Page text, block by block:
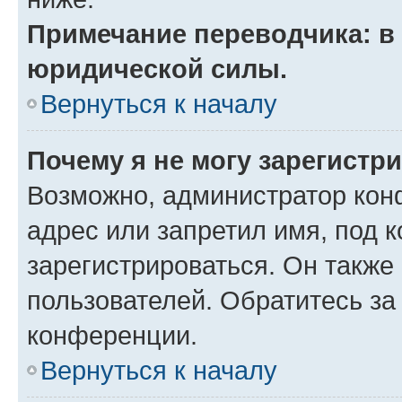
Примечание переводчика:
юридической силы.
Вернуться к началу
Почему я не могу
Возможно, администратор
адрес или запретил имя, под
зарегистрироваться. Он
пользователей. Обратитесь
конференции.
Вернуться к началу